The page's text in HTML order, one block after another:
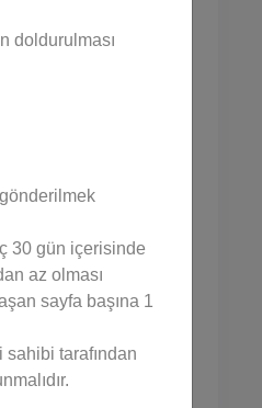
Ekle
doldurulması
30 gün içerisinde
az olması
sayfa başına 1
tarafından